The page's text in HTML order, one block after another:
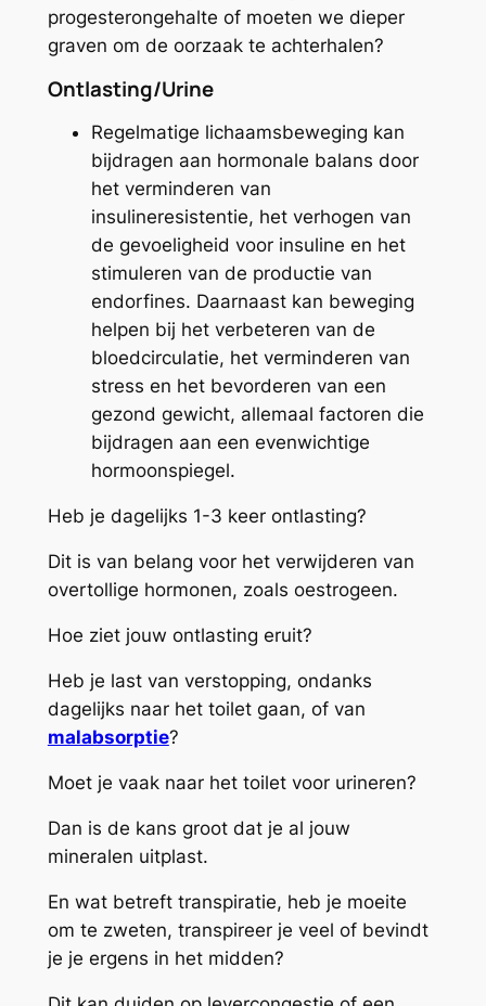
progesterongehalte of moeten we dieper
graven om de oorzaak te achterhalen?
Ontlasting/Urine
Regelmatige lichaamsbeweging kan
bijdragen aan hormonale balans door
het verminderen van
insulineresistentie, het verhogen van
de gevoeligheid voor insuline en het
stimuleren van de productie van
endorfines. Daarnaast kan beweging
helpen bij het verbeteren van de
bloedcirculatie, het verminderen van
stress en het bevorderen van een
gezond gewicht, allemaal factoren die
bijdragen aan een evenwichtige
hormoonspiegel.
Heb je dagelijks 1-3 keer ontlasting?
Dit is van belang voor het verwijderen van
overtollige hormonen, zoals oestrogeen.
Hoe ziet jouw ontlasting eruit?
Heb je last van verstopping, ondanks
dagelijks naar het toilet gaan, of van
malabsorptie?
Moet je vaak naar het toilet voor urineren?
Dan is de kans groot dat je al jouw
mineralen uitplast.
En wat betreft transpiratie, heb je moeite
om te zweten, transpireer je veel of bevindt
je je ergens in het midden?